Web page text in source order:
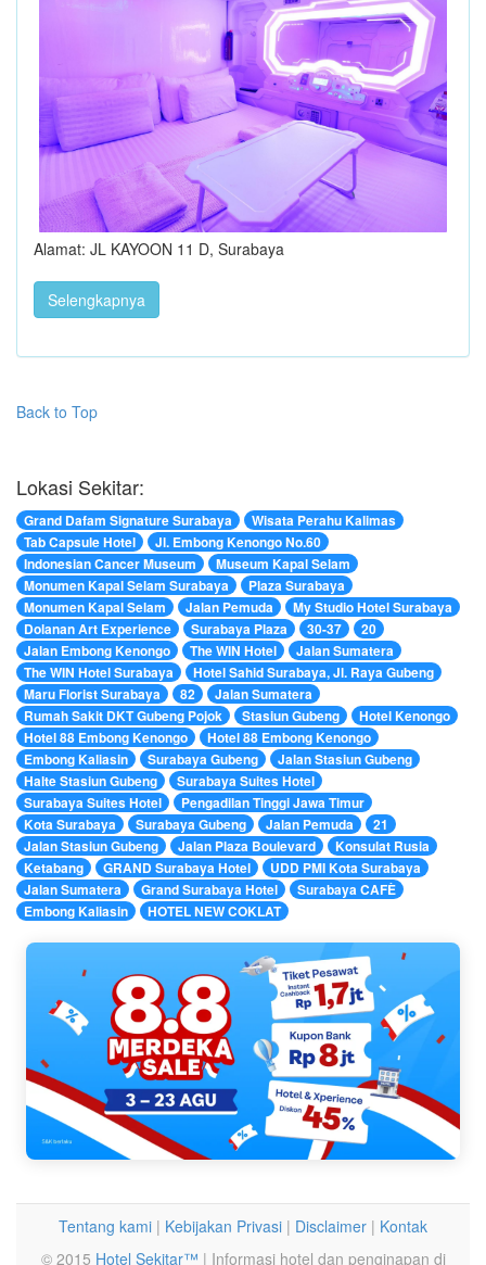
Alamat: JL KAYOON 11 D, Surabaya
Selengkapnya
Back to Top
Lokasi Sekitar:
Grand Dafam Signature Surabaya
Wisata Perahu Kalimas
Tab Capsule Hotel
Jl. Embong Kenongo No.60
Indonesian Cancer Museum
Museum Kapal Selam
Monumen Kapal Selam Surabaya
Plaza Surabaya
Monumen Kapal Selam
Jalan Pemuda
My Studio Hotel Surabaya
Dolanan Art Experience
Surabaya Plaza 30-37
20
Jalan Embong Kenongo
The WIN Hotel
Jalan Sumatera
The WIN Hotel Surabaya
Hotel Sahid Surabaya, Jl. Raya Gubeng
Maru Florist Surabaya
82
Jalan Sumatera
Rumah Sakit DKT Gubeng Pojok
Stasiun Gubeng
Hotel Kenongo
Hotel 88 Embong Kenongo
Hotel 88 Embong Kenongo
Embong Kaliasin
Surabaya Gubeng
Jalan Stasiun Gubeng
Halte Stasiun Gubeng
Surabaya Suites Hotel
Surabaya Suites Hotel
Pengadilan Tinggi Jawa Timur
Kota Surabaya
Surabaya Gubeng Jalan Pemuda
21
Jalan Stasiun Gubeng
Jalan Plaza Boulevard
Konsulat Rusia
Ketabang
GRAND Surabaya Hotel
UDD PMI Kota Surabaya
Jalan Sumatera
Grand Surabaya Hotel
Surabaya CAFÈ
Embong Kaliasin
HOTEL NEW COKLAT
Tentang kami | Kebijakan Privasi | Disclaimer | Kontak
© 2015 Hotel Sekitar™ | Informasi hotel dan penginapan di